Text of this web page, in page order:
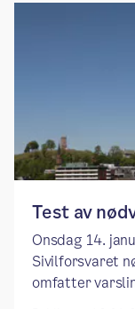
Test av
Onsdag 14.
Sivilforsvaret
omfatter